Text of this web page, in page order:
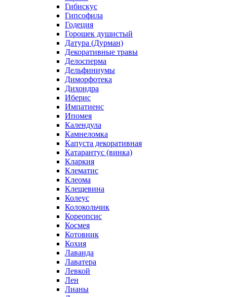
Гибискус
Гипсофила
Годеция
Горошек душистый
Датура (Дурман)
Декоративные травы
Делосперма
Дельфиниумы
Диморфотека
Дихондра
Иберис
Импатиенс
Ипомея
Календула
Камнеломка
Капуста декоративная
Катарантус (винка)
Кларкия
Клематис
Клеома
Клещевина
Колеус
Колокольчик
Кореопсис
Космея
Котовник
Кохия
Лаванда
Лаватера
Левкой
Лен
Лианы